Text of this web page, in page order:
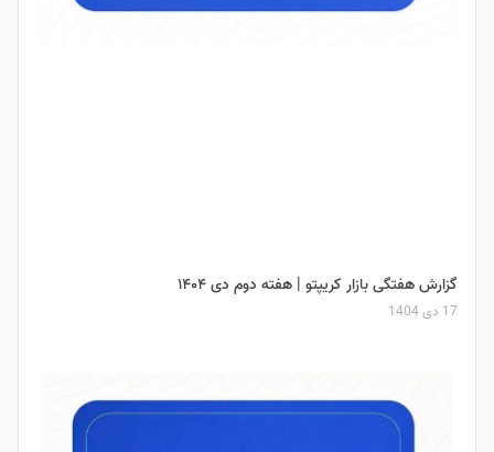
گزارش هفتگی بازار کریپتو | هفته دوم دی ۱۴۰۴
17 دی 1404